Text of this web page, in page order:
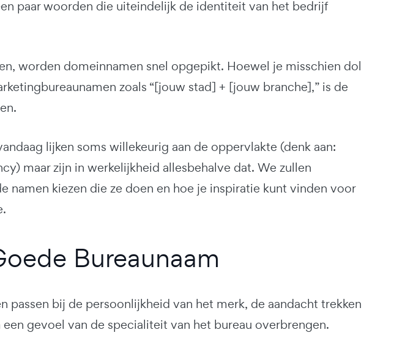
paar woorden die uiteindelijk de identiteit van het bedrijf
worden domeinnamen snel opgepikt. Hoewel je misschien dol
zoals “[jouw stad] + [jouw branche],” is de
lijken soms willekeurig aan de oppervlakte (denk aan:
maar zijn in werkelijkheid allesbehalve dat. We zullen
namen kiezen die ze doen en hoe je inspiratie kunt vinden voor
Bureaunaam
passen bij de persoonlijkheid van het merk, de aandacht trekken
gevoel van de specialiteit van het bureau overbrengen.